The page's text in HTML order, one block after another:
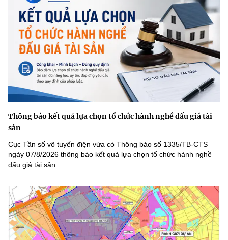
Thông báo kết quả lựa chọn tổ chức hành nghề đấu giá tài
sản
Cục Tần số vô tuyến điện vừa có Thông báo số 1335/TB-CTS
ngày 07/8/2026 thông báo kết quả lựa chọn tổ chức hành nghề
đấu giá tài sản.